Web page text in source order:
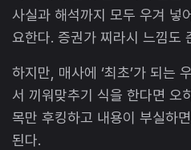
사실과 해석까지 모두 우겨 넣
요한다. 증권가 찌라시 느낌도
하지만, 매사에 ‘최초’가 되는
서 끼워맞추기 식을 한다면 오
목만 후킹하고 내용이 부실하
된다.